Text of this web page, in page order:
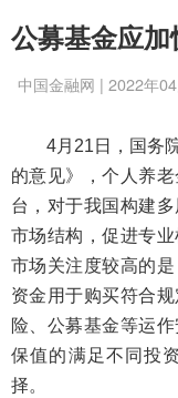
公募基金应
中国金融网 | 2022年
4月21日，国务院
的意见》，个人养
台，对于我国构建
市场结构，促进专
市场关注度较高的
资金用于购买符合
险、公募基金等运
保值的满足不同投
择。